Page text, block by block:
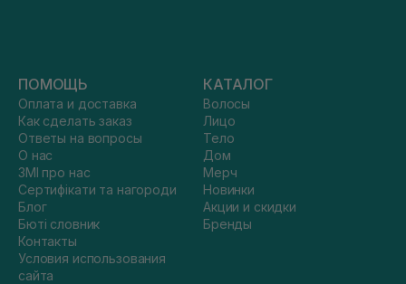
ПОМОЩЬ
Оплата и доставка
Как сделать заказ
Ответы на вопросы
О нас
ЗМІ про нас
Сертифікати та нагороди
Блог
Бюті словник
Контакты
Условия использования
сайта
КАТАЛОГ
Волосы
Лицо
Тело
Дом
Мерч
Новинки
Акции и скидки
Бренды